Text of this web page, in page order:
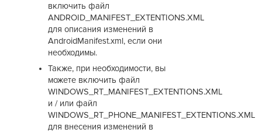
включить файл
ANDROID_MANIFEST_EXTENTIONS.XML
для описания изменений в
AndroidManifest.xml, если они
необходимы.
Также, при необходимости, вы
можете включить файл
WINDOWS_RT_MANIFEST_EXTENTIONS.XML
и / или файл
WINDOWS_RT_PHONE_MANIFEST_EXTENTIONS.XML
для внесения изменений в